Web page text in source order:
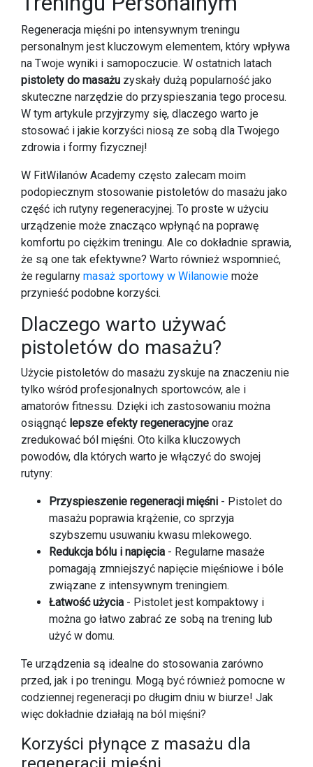
Regeneracja mięśni po intensywnym treningu
personalnym jest kluczowym elementem, który wpływa
na Twoje wyniki i samopoczucie. W ostatnich latach
pistolety do masażu zyskały dużą popularność jako
skuteczne narzędzie do przyspieszania tego procesu.
W tym artykule przyjrzymy się, dlaczego warto je
stosować i jakie korzyści niosą ze sobą dla Twojego
zdrowia i formy fizycznej!
W FitWilanów Academy często zalecam moim
podopiecznym stosowanie pistoletów do masażu jako
część ich rutyny regeneracyjnej. To proste w użyciu
urządzenie może znacząco wpłynąć na poprawę
komfortu po ciężkim treningu. Ale co dokładnie sprawia,
że są one tak efektywne? Warto również wspomnieć,
że regularny masaż sportowy w Wilanowie może
przynieść podobne korzyści.
Dlaczego warto używać
pistoletów do masażu?
Użycie pistoletów do masażu zyskuje na znaczeniu nie
tylko wśród profesjonalnych sportowców, ale i
amatorów fitnessu. Dzięki ich zastosowaniu można
osiągnąć lepsze efekty regeneracyjne oraz
zredukować ból mięśni. Oto kilka kluczowych
powodów, dla których warto je włączyć do swojej
rutyny:
Przyspieszenie regeneracji mięśni - Pistolet do
masażu poprawia krążenie, co sprzyja
szybszemu usuwaniu kwasu mlekowego.
Redukcja bólu i napięcia - Regularne masaże
pomagają zmniejszyć napięcie mięśniowe i bóle
związane z intensywnym treningiem.
Łatwość użycia - Pistolet jest kompaktowy i
można go łatwo zabrać ze sobą na trening lub
użyć w domu.
Te urządzenia są idealne do stosowania zarówno
przed, jak i po treningu. Mogą być również pomocne w
codziennej regeneracji po długim dniu w biurze! Jak
więc dokładnie działają na ból mięśni?
Korzyści płynące z masażu dla